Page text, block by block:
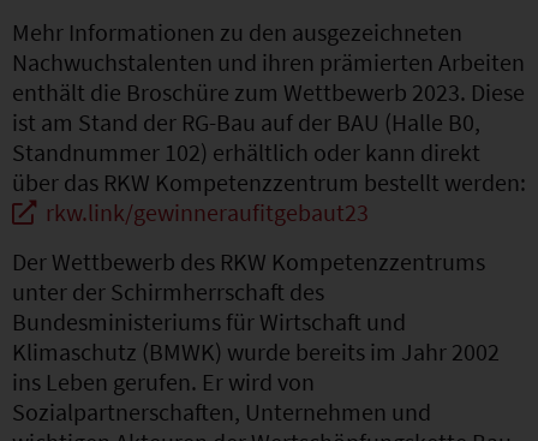
Mehr Informationen zu den ausgezeichneten
Nachwuchstalenten und ihren prämierten Arbeiten
enthält die Broschüre zum Wettbewerb 2023. Diese
ist am Stand der RG-Bau auf der BAU (Halle B0,
Standnummer 102) erhältlich oder kann direkt
über das RKW Kompetenzzentrum bestellt werden:
rkw.link/gewinneraufitgebaut23
Der Wettbewerb des RKW Kompetenzzentrums
unter der Schirmherrschaft des
Bundesministeriums für Wirtschaft und
Klimaschutz (BMWK) wurde bereits im Jahr 2002
ins Leben gerufen. Er wird von
Sozialpartnerschaften, Unternehmen und